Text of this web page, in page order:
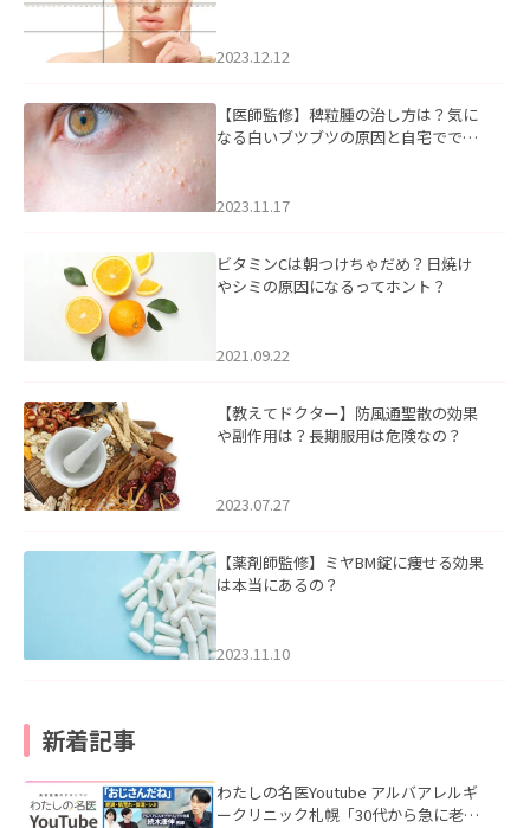
2023.12.12
【医師監修】稗粒腫の治し方は？気に
なる白いブツブツの原因と自宅ででき
2023.11.17
ビタミンCは朝つけちゃだめ？日焼け
やシミの原因になるってホント？
2021.09.22
【教えてドクター】防風通聖散の効果
や副作用は？長期服用は危険なの？
2023.07.27
【薬剤師監修】ミヤBM錠に痩せる効果
は本当にあるの？
2023.11.10
新着記事
わたしの名医Youtube アルバアレルギ
ークリニック札幌「30代から急に老け